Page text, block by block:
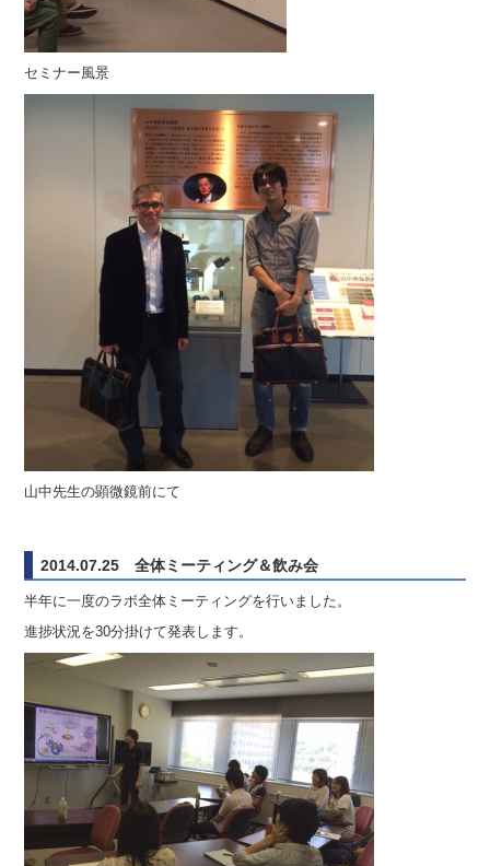
セミナー風景
山中先生の顕微鏡前にて
2014.07.25 全体ミーティング＆飲み会
半年に一度のラボ全体ミーティングを行いました。
進捗状況を30分掛けて発表します。